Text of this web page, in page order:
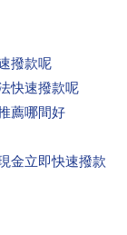
撥款呢
快速撥款呢
薦哪間好
金立即快速撥款